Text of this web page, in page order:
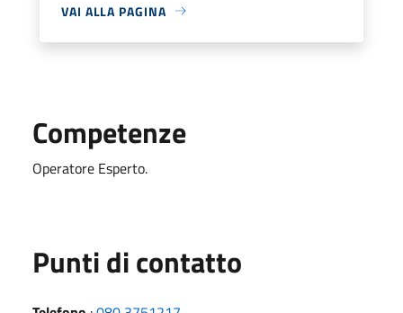
VAI ALLA PAGINA
Competenze
Operatore Esperto.
Punti di contatto